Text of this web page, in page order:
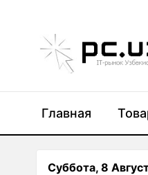
Главная
Суббота, 8